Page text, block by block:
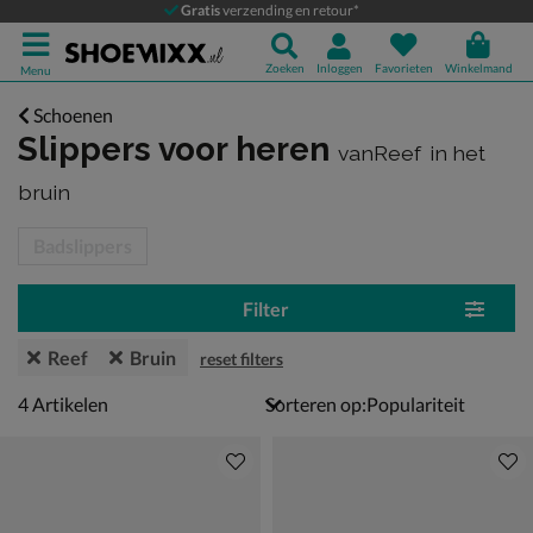
Gratisverzending en retour*
Menu Zoeken Inloggen Favorieten Winkelmand
Schoenen
Slippers voor heren vanReef in het
bruin
Filter
Reef Bruin reset filters
4 artikelen
4Artikelen Sorteren op: